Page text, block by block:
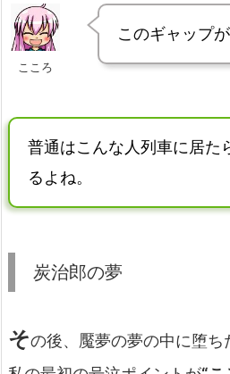
こころ
このギャップ
普通はこんな人列車に居た
るよね。
炭治郎の夢
その後、魘夢の夢の中に堕ち